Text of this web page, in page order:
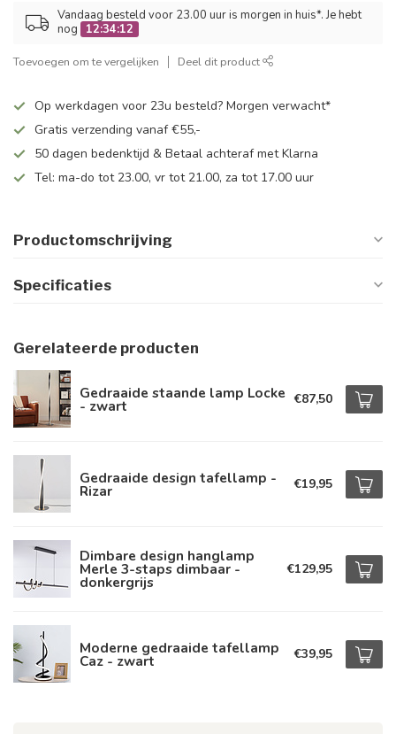
Vandaag besteld voor 23.00 uur is morgen in huis*. Je hebt
nog
12:34:11
Toevoegen om te vergelijken Deel dit product
Op werkdagen voor 23u besteld? Morgen verwacht*
Gratis verzending vanaf €55,-
50 dagen bedenktijd & Betaal achteraf met Klarna
Tel: ma-do tot 23.00, vr tot 21.00, za tot 17.00 uur
Productomschrijving
Specificaties
Gerelateerde producten
Gedraaide staande lamp Locke
- zwart €87,50
Gedraaide design tafellamp -
Rizar €19,95
Dimbare design hanglamp
Merle 3-staps dimbaar -
donkergrijs
€129,95
Moderne gedraaide tafellamp
Caz - zwart €39,95